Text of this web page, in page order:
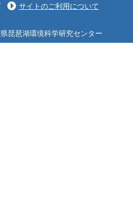
サイトのご利用について
琵琶湖環境科学研究センター